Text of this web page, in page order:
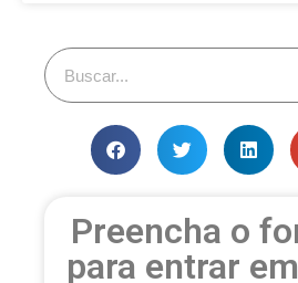
Preencha o
para entrar